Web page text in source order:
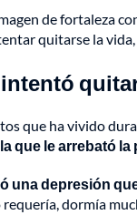
de fortaleza
quitarse la
que ha vivido
que le arrebató
una depresión
dormía